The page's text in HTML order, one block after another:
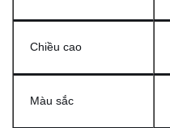
Chiều cao
Màu sắc